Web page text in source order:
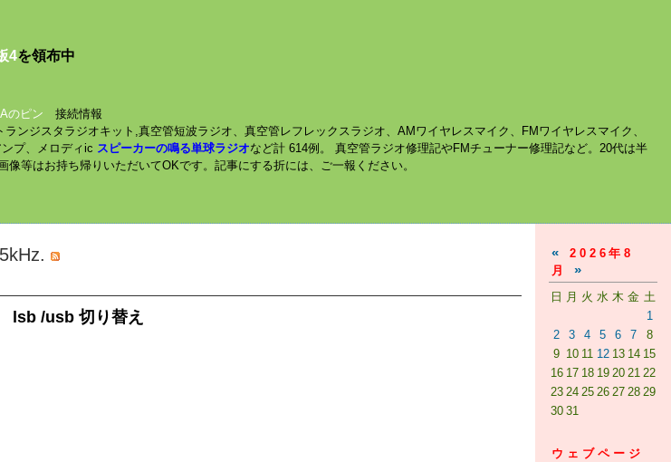
4を領布中
のピン 接続情報
ジスタラジオキット,真空管短波ラジオ、真空管レフレックスラジオ、AMワイヤレスマイク、FMワイヤレスマイク、
プ、メロディic スピーカーの鳴る単球ラジオなど計 614例。 真空管ラジオ修理記やFMチューナー修理記など。20代は半
等はお持ち帰りいただいてOKです。記事にする折には、ご一報ください。
lsb /usb 切り替え
« 2026年8
月
»
日 月 火 水 木 金 土
1
2
3 4 5 6 7
8
9 10 11 12 13 14 15
16 17 18 19 20 21 22
23 24 25 26 27 28 29
30 31
ウェブページ